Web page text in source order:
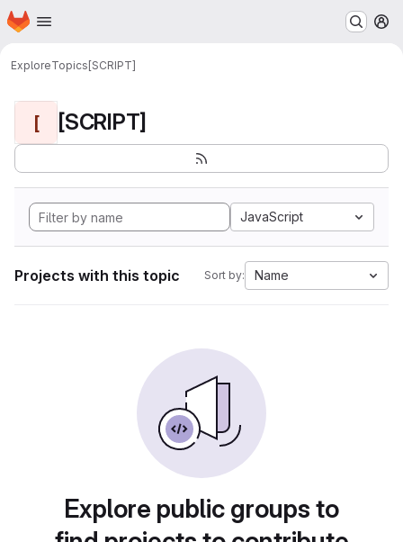
Skip to main content
Homepage
ExploreTopics[SCRIPT]
[ [SCRIPT]
JavaScript
Projects with this topic Sort by: Name
Explore public groups to